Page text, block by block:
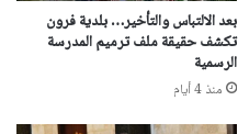
بعد الالتباس والتأخير… بلدية فرون
تكشف حقيقة ملف ترميم المدرسة
الرسمية
منذ 4 أيام